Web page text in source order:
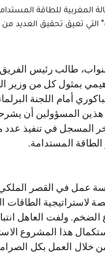
المغربية للطاقة
التي تعيق تحقيق العديد
بمثول كل من وزير
أمام اللجنة
المسؤولين أن
المسجل في تنفيذ
الطاقة المستدامة.
عمل في القصر الملكي
أكتوبر 2020، والمخصصة لاستراتيجية
ولفت العاهل
هذا المشروع
العمل بكل